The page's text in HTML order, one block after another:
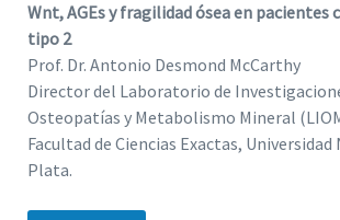
Wnt, AGEs y fragilidad ósea en pacientes
tipo 2
Prof. Dr. Antonio Desmond McCarthy
Director del Laboratorio de
Osteopatías y Metabolismo Mineral
Facultad de Ciencias Exactas, Universidad
Plata.